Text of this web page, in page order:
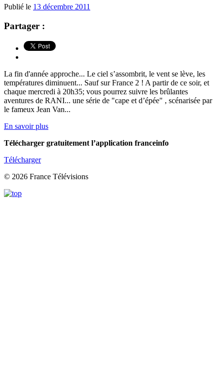
Publié le 13 décembre 2011
Partager :
La fin d'année approche... Le ciel s’assombrit, le vent se lève, les
températures diminuent... Sauf sur France 2 ! A partir de ce soir, et
chaque mercredi à 20h35; vous pourrez suivre les brûlantes
aventures de RANI... une série de "cape et d’épée" , scénarisée par
le fameux Jean Van...
En savoir plus
Télécharger gratuitement l’application franceinfo
Télécharger
© 2026 France Télévisions